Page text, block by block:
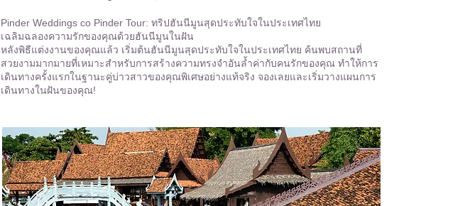
Pinder Weddings co Pinder Tour: ทริปฮันนีมูนสุดประทับใจในประเทศไทย
เฉลิมฉลองความรักของคุณด้วยฮันนีมูนในฝัน
หลังพิธีแต่งงานของคุณแล้ว เริ่มต้นฮันนีมูนสุดประทับใจในประเทศไทย ค้นพบสถานที่
สวยงามมากมายที่เหมาะสำหรับการสร้างความทรงจำอันล้ำค่ากับคนรักของคุณ ทำให้การ
เดินทางครั้งแรกในฐานะคู่บ่าวสาวของคุณพิเศษอย่างแท้จริง จองเลยและเริ่มวางแผนการ
เดินทางในฝันของคุณ!